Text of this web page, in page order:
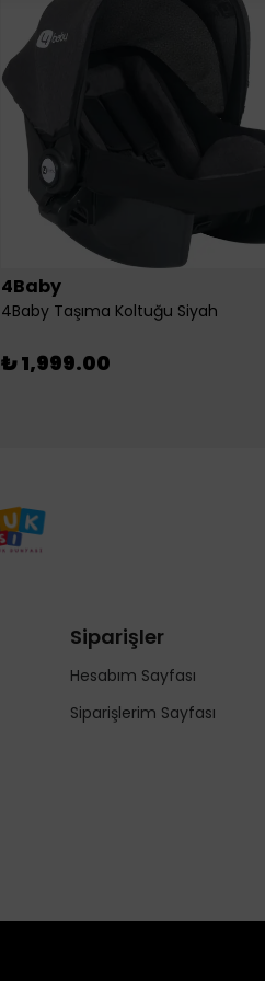
4Baby
4Baby Taşıma Koltuğu Siyah
₺ 1,999.00
Siparişler
Hesabım Sayfası
Siparişlerim Sayfası